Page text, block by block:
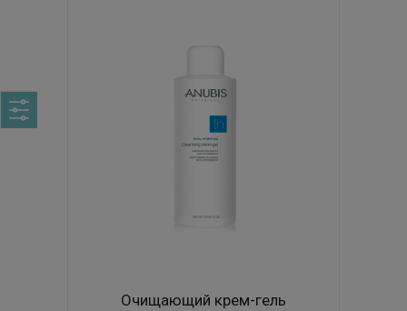
Очищающий крем-гель